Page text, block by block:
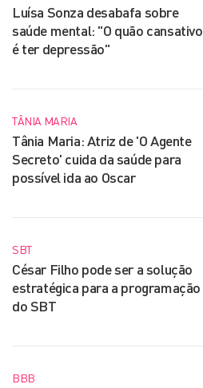
Luísa Sonza desabafa sobre
saúde mental: "O quão cansativo
é ter depressão"
TÂNIA MARIA
Tânia Maria: Atriz de 'O Agente
Secreto' cuida da saúde para
possível ida ao Oscar
SBT
César Filho pode ser a solução
estratégica para a programação
do SBT
BBB